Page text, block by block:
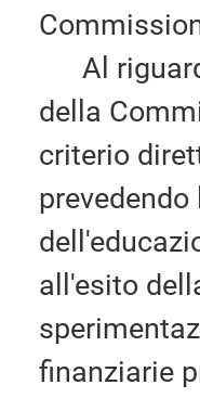
Al
della
criterio
all'esito
finanziarie